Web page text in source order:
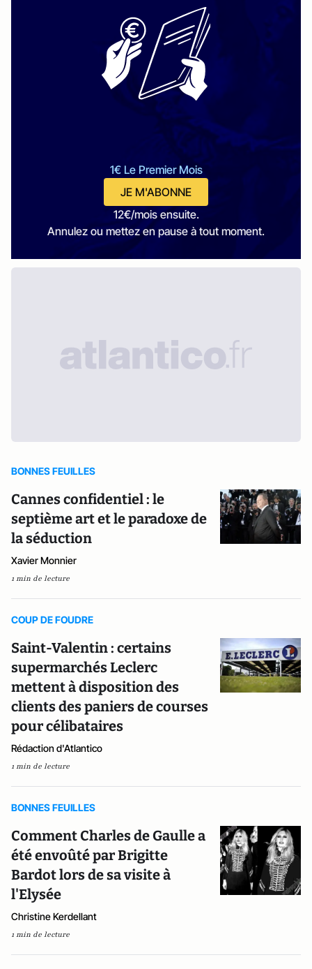
1€ Le Premier Mois
JE M'ABONNE
12€/mois ensuite.
Annulez ou mettez en pause à tout moment.
BONNES FEUILLES
Cannes confidentiel : le
septième art et le paradoxe de
la séduction
Xavier Monnier
1 min de lecture
COUP DE FOUDRE
Saint-Valentin : certains
supermarchés Leclerc
mettent à disposition des
clients des paniers de courses
pour célibataires
Rédaction d'Atlantico
1 min de lecture
BONNES FEUILLES
Comment Charles de Gaulle a
été envoûté par Brigitte
Bardot lors de sa visite à
l'Elysée
Christine Kerdellant
1 min de lecture